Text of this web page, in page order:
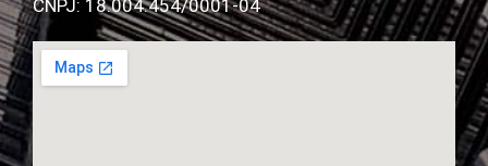
CNPJ: 18.004.454/0001-04